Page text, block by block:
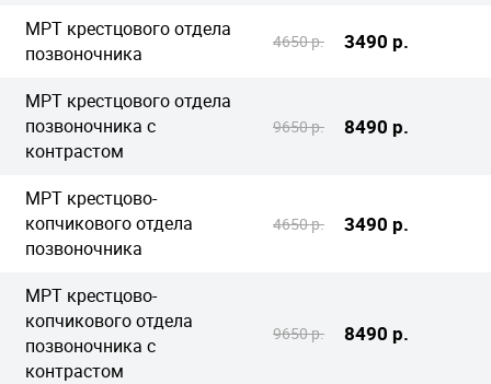
МРТ крестцового отдела
позвоночника
4650 р. 3490 р.
МРТ крестцового отдела
позвоночника с
контрастом
9650 р. 8490 р.
МРТ крестцово-
копчикового отдела
позвоночника
4650 р. 3490 р.
МРТ крестцово-
копчикового отдела
позвоночника с
контрастом
9650 р. 8490 р.